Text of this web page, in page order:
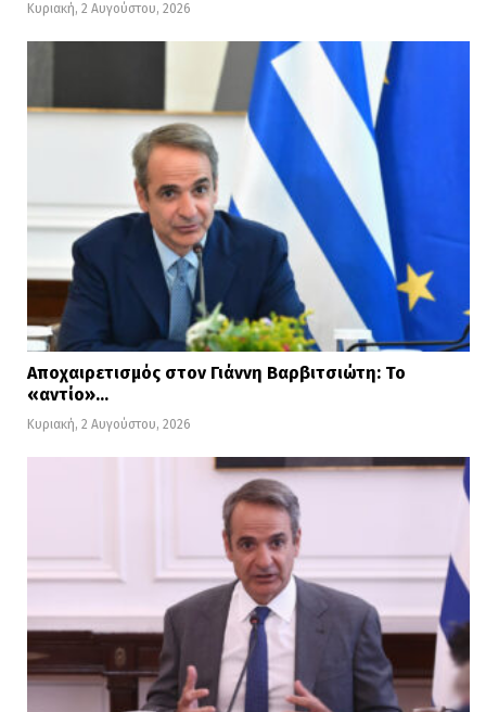
Κυριακή, 2 Αυγούστου, 2026
Αποχαιρετισμός στον Γιάννη Βαρβιτσιώτη: Το
«αντίο»…
Κυριακή, 2 Αυγούστου, 2026